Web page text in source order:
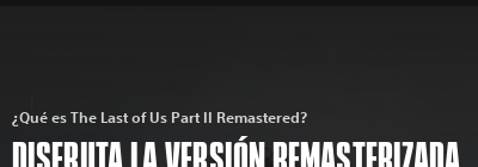
¿Qué es The Last of Us Part II Remastered?